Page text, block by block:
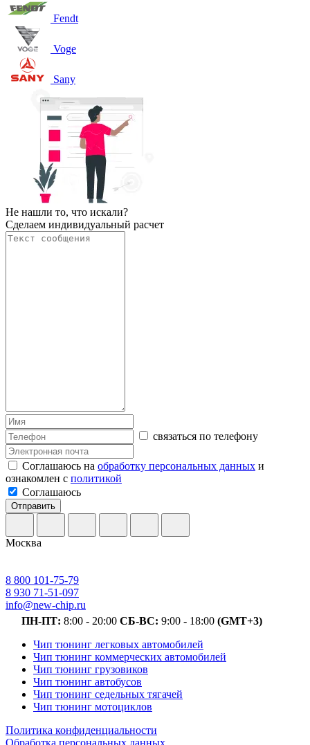
Fendt
Voge
Sany
Не нашли то, что искали?
Сделаем индивидуальный расчет
связаться по телефону
Соглашаюсь на обработку персональных данных и
ознакомлен с политикой
Соглашаюсь
Отправить
Москва
8 800 101-75-79
8 930 71-51-097
info@new-chip.ru
ПН-ПТ: 8:00 - 20:00 СБ-ВС: 9:00 - 18:00 (GMT+3)
Чип тюнинг легковых автомобилей
Чип тюнинг коммерческих автомобилей
Чип тюнинг грузовиков
Чип тюнинг автобусов
Чип тюнинг седельных тягачей
Чип тюнинг мотоциклов
Политика конфиденциальности
Обработка персональных данных